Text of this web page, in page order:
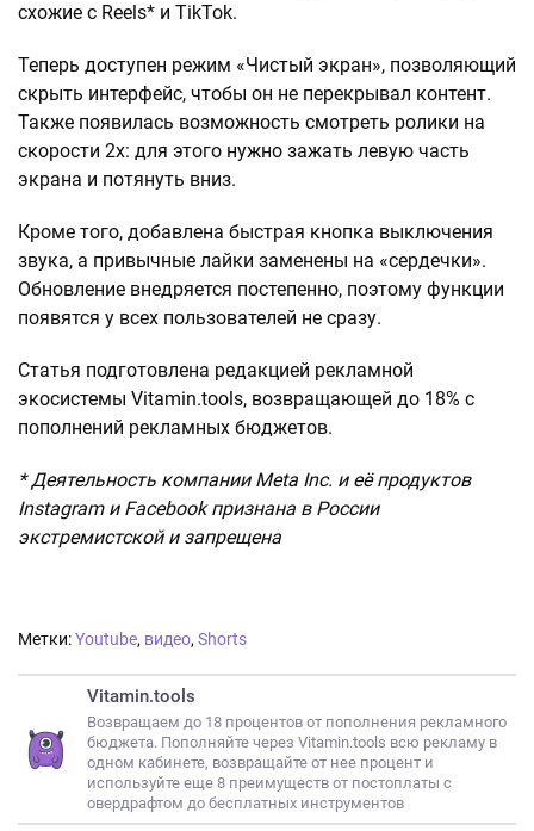
схожие с Reels* и TikTok.
Теперь доступен режим «Чистый экран», позволяющий
скрыть интерфейс, чтобы он не перекрывал контент.
Также появилась возможность смотреть ролики на
скорости 2x: для этого нужно зажать левую часть
экрана и потянуть вниз.
Кроме того, добавлена быстрая кнопка выключения
звука, а привычные лайки заменены на «сердечки».
Обновление внедряется постепенно, поэтому функции
появятся у всех пользователей не сразу.
Статья подготовлена редакцией рекламной
экосистемы Vitamin.tools, возвращающей до 18% с
пополнений рекламных бюджетов.
* Деятельность компании Meta Inc. и её продуктов
Instagram и Facebook признана в России
экстремистской и запрещена
Метки:Youtube, видео, Shorts
Vitamin.tools
Возвращаем до 18 процентов от пополнения рекламного
бюджета. Пополняйте через Vitamin.tools всю рекламу в
одном кабинете, возвращайте от нее процент и
используйте еще 8 преимуществ от постоплаты с
овердрафтом до бесплатных инструментов